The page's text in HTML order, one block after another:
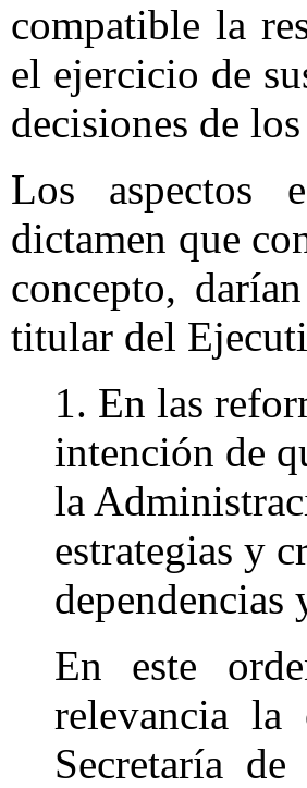
compatible la
el ejercicio de
decisiones de
Los aspectos
dictamen que
concepto,
titular del
1. En las
intención de
la
estrategias y
dependencias
En este
relevancia
Secretaría